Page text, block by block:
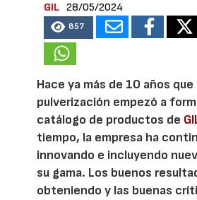
GIL 28/05/2024
857
Hace ya más de 10 años que
pulverización empezó a
catálogo de productos de
tiempo, la empresa ha
innovando e incluyendo
su gama. Los buenos
obteniendo y las buenas